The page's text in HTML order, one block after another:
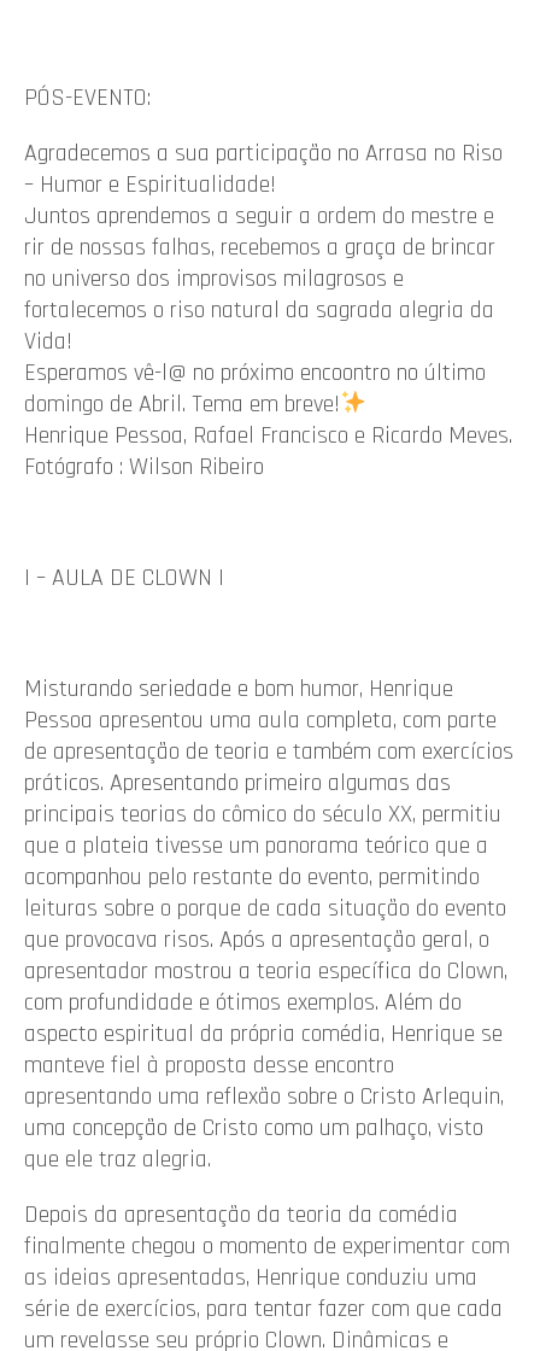
PÓS-EVENTO:
Agradecemos a sua participação no Arrasa no Riso
– Humor e Espiritualidade!
Juntos aprendemos a seguir a ordem do mestre e
rir de nossas falhas, recebemos a graça de brincar
no universo dos improvisos milagrosos e
fortalecemos o riso natural da sagrada alegria da
Vida!
Esperamos vê-l@ no próximo encoontro no último
domingo de Abril. Tema em breve!
Henrique Pessoa, Rafael Francisco e Ricardo Meves.
Fotógrafo : Wilson Ribeiro
I – AULA DE CLOWN I
Misturando seriedade e bom humor, Henrique
Pessoa apresentou uma aula completa, com parte
de apresentação de teoria e também com exercícios
práticos. Apresentando primeiro algumas das
principais teorias do cômico do século XX, permitiu
que a plateia tivesse um panorama teórico que a
acompanhou pelo restante do evento, permitindo
leituras sobre o porque de cada situação do evento
que provocava risos. Após a apresentação geral, o
apresentador mostrou a teoria específica do Clown,
com profundidade e ótimos exemplos. Além do
aspecto espiritual da própria comédia, Henrique se
manteve fiel à proposta desse encontro
apresentando uma reflexão sobre o Cristo Arlequin,
uma concepção de Cristo como um palhaço, visto
que ele traz alegria.
Depois da apresentação da teoria da comédia
finalmente chegou o momento de experimentar com
as ideias apresentadas, Henrique conduziu uma
série de exercícios, para tentar fazer com que cada
um revelasse seu próprio Clown. Dinâmicas e